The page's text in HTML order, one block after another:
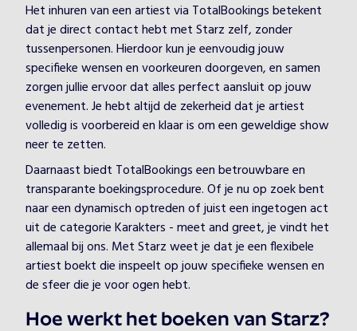
Het inhuren van een artiest via TotalBookings betekent
dat je direct contact hebt met Starz zelf, zonder
tussenpersonen. Hierdoor kun je eenvoudig jouw
specifieke wensen en voorkeuren doorgeven, en samen
zorgen jullie ervoor dat alles perfect aansluit op jouw
evenement. Je hebt altijd de zekerheid dat je artiest
volledig is voorbereid en klaar is om een geweldige show
neer te zetten.
Daarnaast biedt TotalBookings een betrouwbare en
transparante boekingsprocedure. Of je nu op zoek bent
naar een dynamisch optreden of juist een ingetogen act
uit de categorie Karakters - meet and greet, je vindt het
allemaal bij ons. Met Starz weet je dat je een flexibele
artiest boekt die inspeelt op jouw specifieke wensen en
de sfeer die je voor ogen hebt.
Hoe werkt het boeken van Starz?